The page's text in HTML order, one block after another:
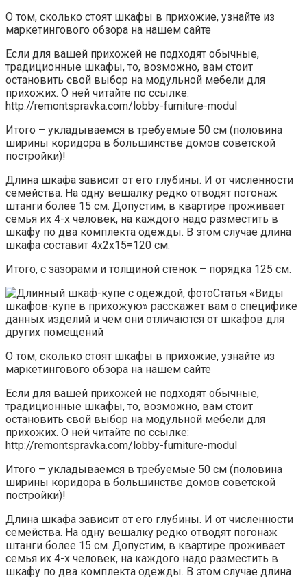
О том, сколько стоят шкафы в прихожие, узнайте из
маркетингового обзора на нашем сайте
Если для вашей прихожей не подходят обычные,
традиционные шкафы, то, возможно, вам стоит
остановить свой выбор на модульной мебели для
прихожих. О ней читайте по ссылке:
http://remontspravka.com/lobby-furniture-modul
Итого – укладываемся в требуемые 50 см (половина
ширины коридора в большинстве домов советской
постройки)!
Длина шкафа зависит от его глубины. И от численности
семейства. На одну вешалку редко отводят погонаж
штанги более 15 см. Допустим, в квартире проживает
семья их 4-х человек, на каждого надо разместить в
шкафу по два комплекта одежды. В этом случае длина
шкафа составит 4х2х15=120 см.
Итого, с зазорами и толщиной стенок – порядка 125 см.
Статья «Виды
шкафов-купе в прихожую» расскажет вам о специфике
данных изделий и чем они отличаются от шкафов для
других помещений
О том, сколько стоят шкафы в прихожие, узнайте из
маркетингового обзора на нашем сайте
Если для вашей прихожей не подходят обычные,
традиционные шкафы, то, возможно, вам стоит
остановить свой выбор на модульной мебели для
прихожих. О ней читайте по ссылке:
http://remontspravka.com/lobby-furniture-modul
Итого – укладываемся в требуемые 50 см (половина
ширины коридора в большинстве домов советской
постройки)!
Длина шкафа зависит от его глубины. И от численности
семейства. На одну вешалку редко отводят погонаж
штанги более 15 см. Допустим, в квартире проживает
семья их 4-х человек, на каждого надо разместить в
шкафу по два комплекта одежды. В этом случае длина